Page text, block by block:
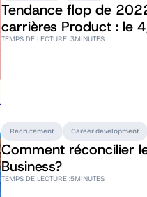
Tendance flop de
carrières Product : le
TEMPS DE LECTURE :3MINUTES
Recrutement Career development
Comment réconcilier
Business?
TEMPS DE LECTURE :5MINUTES